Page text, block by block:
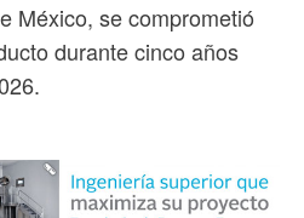
México, se comprometió
durante cinco años